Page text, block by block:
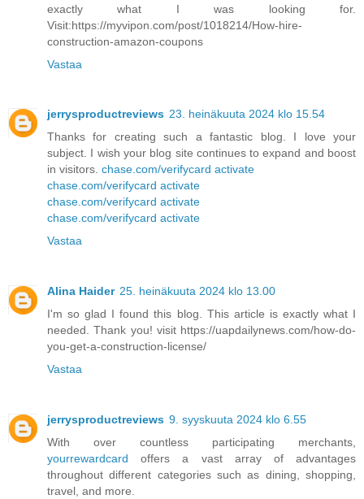
exactly what I was looking for.
Visit:https://myvipon.com/post/1018214/How-hire-
construction-amazon-coupons
Vastaa
jerrysproductreviews 23. heinäkuuta 2024 klo 15.54
Thanks for creating such a fantastic blog. I love your
subject. I wish your blog site continues to expand and boost
in visitors. chase.com/verifycard activate
chase.com/verifycard activate
chase.com/verifycard activate
chase.com/verifycard activate
Vastaa
Alina Haider 25. heinäkuuta 2024 klo 13.00
I'm so glad I found this blog. This article is exactly what I
needed. Thank you! visit https://uapdailynews.com/how-do-
you-get-a-construction-license/
Vastaa
jerrysproductreviews 9. syyskuuta 2024 klo 6.55
With over countless participating merchants,
yourrewardcard offers a vast array of advantages
throughout different categories such as dining, shopping,
travel, and more.